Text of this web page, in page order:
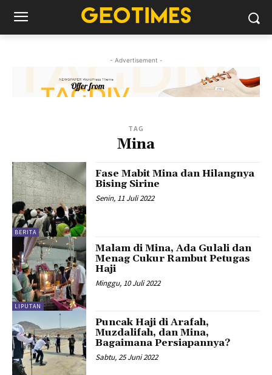
- Advertisement -
TAG
Mina
BERITA
Fase Mabit Mina dan Hilangnya
Bising Sirine
Senin, 11 Juli 2022
LIPUTAN
Malam di Mina, Ada Gulali dan
Menag Cukur Rambut Petugas
Haji
Minggu, 10 Juli 2022
Puncak Haji di Arafah,
Muzdalifah, dan Mina,
Bagaimana Persiapannya?
Sabtu, 25 Juni 2022